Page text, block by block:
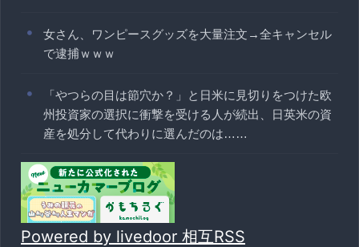
女さん、ワンピースグッズを大量注文→全キャンセル
で逮捕ｗｗｗ
「やつらの目は節穴か？」と日米に見切りをつけた欧
州投資家の選択に衝撃を受ける人が続出、日英米の資
産を処分して代わりに選んだのは……
Powered by livedoor 相互RSS